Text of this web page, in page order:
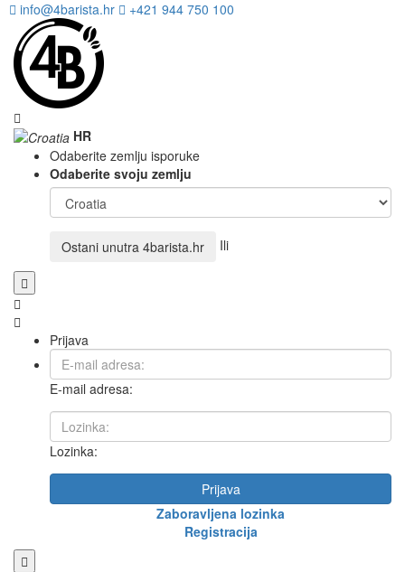
info@4barista.hr +421 944 750 100
HR
Odaberite zemlju isporuke
Odaberite svoju zemlju
Ostani unutra 4barista.hr Ili
Prijava
E-mail adresa:
Lozinka:
Prijava
Zaboravljena lozinka
Registracija